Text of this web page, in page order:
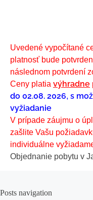
Uvedené vypočítané
platnosť bude
následnom potvrdení
Ceny platia výhradne
do 02.08. 2026, s
vyžiadanie
V prípade záujmu o
zašlite Vašu
individuálne
Objednanie pobytu v
Posts navigation